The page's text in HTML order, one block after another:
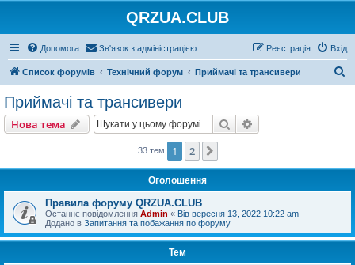
QRZUA.CLUB
Допомога Зв'язок з адміністрацією Вхід
Реєстрація
Список форумів Технічний форум Приймачі та трансивери
Приймачі та трансивери
Нова тема Пошук
33 тем 1 2
Оголошення
Правила форуму QRZUA.CLUB
Останнє повідомлення Admin « Вів вересня 13, 2022 10:22 am
Додано в Запитання та побажання по форуму
Тем